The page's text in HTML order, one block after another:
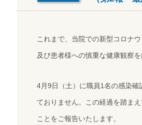
これまで、当院での新型コロナ
及び患者様への慎重な健康観察を
4月9日（土）に職員1名の感染
ておりません。この経過を踏ま
ことをご報告いたします。